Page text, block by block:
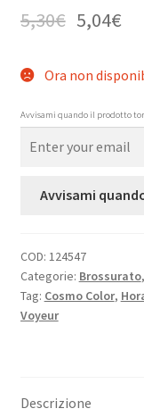
5,30€ 5,04€
Ora non
Avvisami quando il prodotto
Avvisami
COD: 124547
Categorie: Brossurato,
Tag: Cosmo Color,
Voyeur
Descrizione